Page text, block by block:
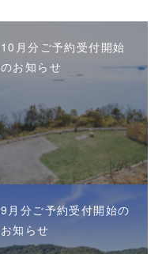
10月分ご予約受付開始
のお知らせ
9月分ご予約受付開始の
お知らせ